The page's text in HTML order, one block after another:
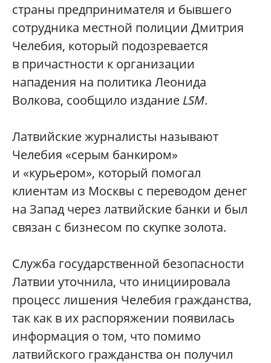
страны предпринимателя и бывшего
сотрудника местной полиции Дмитрия
Челебия, который подозревается
в причастности к организации
нападения на политика Леонида
Волкова, сообщило издание LSM.
Латвийские журналисты называют
Челебия «серым банкиром»
и «курьером», который помогал
клиентам из Москвы с переводом денег
на Запад через латвийские банки и был
связан с бизнесом по скупке золота.
Служба государственной безопасности
Латвии уточнила, что инициировала
процесс лишения Челебия гражданства,
так как в их распоряжении появилась
информация о том, что помимо
латвийского гражданства он получил